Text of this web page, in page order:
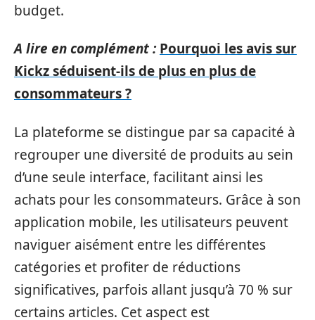
budget.
A lire en complément : Pourquoi les avis sur
Kickz séduisent-ils de plus en plus de
consommateurs ?
La plateforme se distingue par sa capacité à
regrouper une diversité de produits au sein
d’une seule interface, facilitant ainsi les
achats pour les consommateurs. Grâce à son
application mobile, les utilisateurs peuvent
naviguer aisément entre les différentes
catégories et profiter de réductions
significatives, parfois allant jusqu’à 70 % sur
certains articles. Cet aspect est